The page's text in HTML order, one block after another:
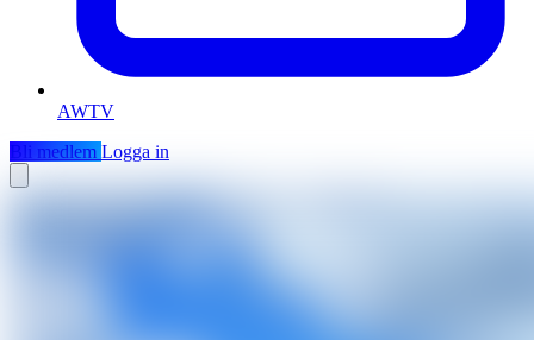
AWTV
Bli medlem Logga in